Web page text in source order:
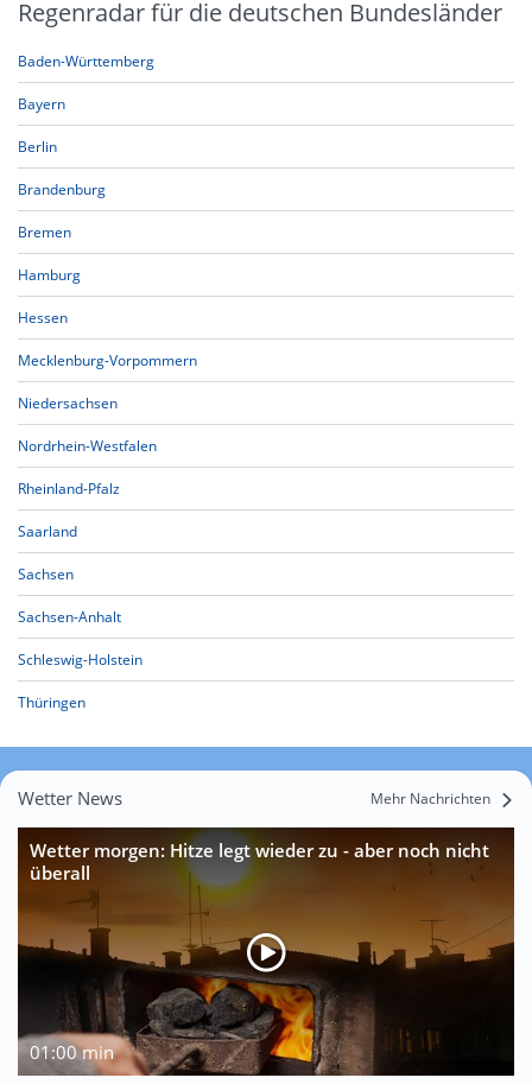
Regenradar für die deutschen Bundesländer
Baden-Württemberg
Bayern
Berlin
Brandenburg
Bremen
Hamburg
Hessen
Mecklenburg-Vorpommern
Niedersachsen
Nordrhein-Westfalen
Rheinland-Pfalz
Saarland
Sachsen
Sachsen-Anhalt
Schleswig-Holstein
Thüringen
Wetter News Mehr Nachrichten
Wetter morgen: Hitze legt wieder zu - aber noch nicht
überall
01:00 min